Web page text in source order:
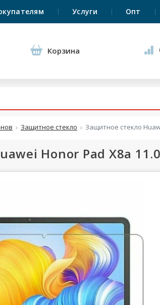
Услуги Опт
Корзина
Защитное стекло Защитное стекло
Honor Pad X8a